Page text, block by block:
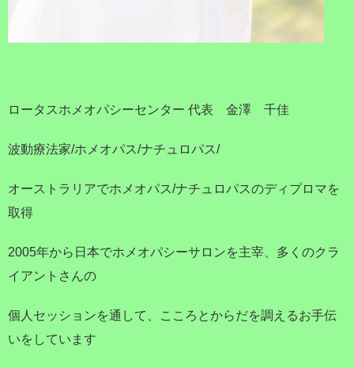
ロータスホメオパシーセンター 代表 金澤 千佳
波動療法家/ホメオパス/ナチュロパス/
オーストラリアでホメオパス/ナチュロパスのディプロマを
取得
2005年から日本でホメオパシーサロンを主宰、多くのクラ
イアントさんの
個人セッションを通して、こころとからだを調えるお手伝
いをしています